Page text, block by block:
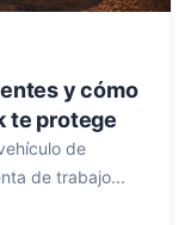
y cómo
te protege
de
de trabajo...